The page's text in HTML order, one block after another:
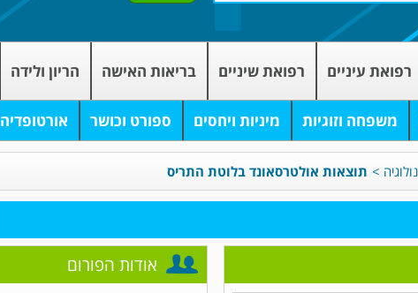
רפואת עיניים רפואת שיניים בריאות האישה הריון ולידה
משפחה וזוגיות מיניות ויחסים ספורט וכושר אורטופדיה
> תוצאות אולטרסאונד בלוטת התריס
אודות הפורום